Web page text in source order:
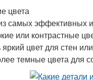
цвета
самых эффективных
или контрастные
цвет для стен
темные цвета для